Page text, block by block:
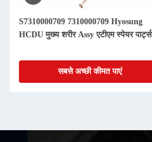
S7310000709 7310000709 Hyosung
HCDU मुख्य शरीर Assy एटीएम स्पेयर पार्ट्स
सबसे अच्छी कीमत पाएं